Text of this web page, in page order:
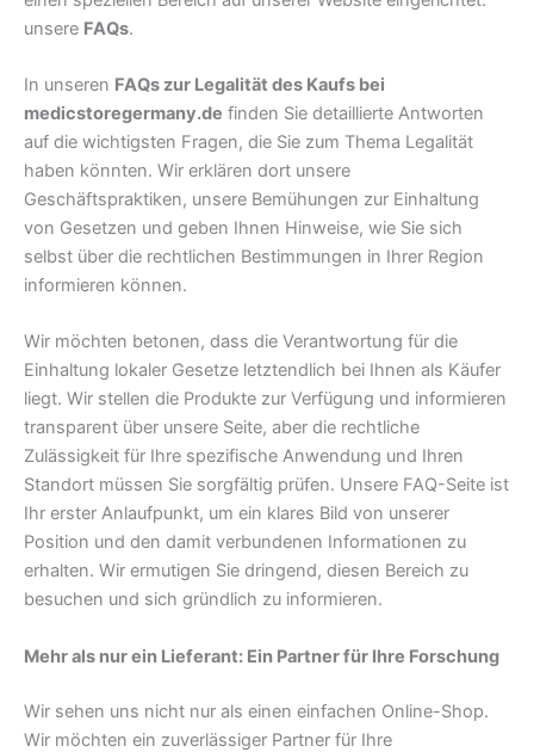
unsere FAQs.
In unseren FAQs zur Legalität des Kaufs bei
medicstoregermany.de finden Sie detaillierte Antworten
auf die wichtigsten Fragen, die Sie zum Thema Legalität
haben könnten. Wir erklären dort unsere
Geschäftspraktiken, unsere Bemühungen zur Einhaltung
von Gesetzen und geben Ihnen Hinweise, wie Sie sich
selbst über die rechtlichen Bestimmungen in Ihrer Region
informieren können.
Wir möchten betonen, dass die Verantwortung für die
Einhaltung lokaler Gesetze letztendlich bei Ihnen als Käufer
liegt. Wir stellen die Produkte zur Verfügung und informieren
transparent über unsere Seite, aber die rechtliche
Zulässigkeit für Ihre spezifische Anwendung und Ihren
Standort müssen Sie sorgfältig prüfen. Unsere FAQ-Seite ist
Ihr erster Anlaufpunkt, um ein klares Bild von unserer
Position und den damit verbundenen Informationen zu
erhalten. Wir ermutigen Sie dringend, diesen Bereich zu
besuchen und sich gründlich zu informieren.
Mehr als nur ein Lieferant: Ein Partner für Ihre Forschung
Wir sehen uns nicht nur als einen einfachen Online-Shop.
Wir möchten ein zuverlässiger Partner für Ihre